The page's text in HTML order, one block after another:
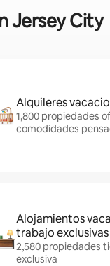
Jersey City
Alquileres
1,800 propiedades
comodidades
Alojamientos
trabajo exclusivas
2,580 propiedades
exclusiva